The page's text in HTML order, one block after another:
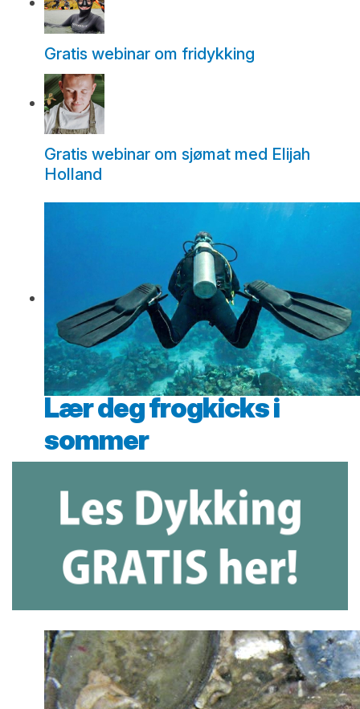
Gratis webinar om fridykking
Gratis webinar om sjømat med Elijah
Holland
Lær deg frogkicks i
sommer